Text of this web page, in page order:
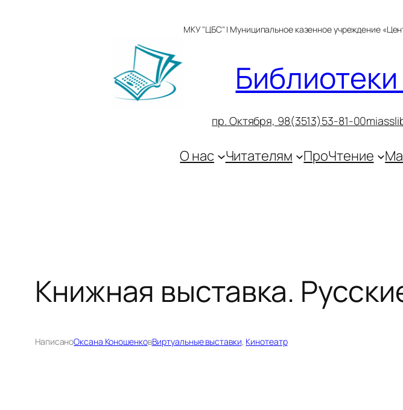
МКУ "ЦБС" | Муниципальное казенное учреждение
пр. Октября, 98(3513)53-81-00
О нас Читателям ПроЧтение
Книжная выставка.
НаписаноОксана КоношенковВиртуальные выставки, Кинотеатр